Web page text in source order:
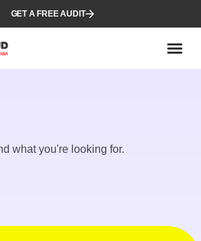
GET A FREE AUDIT
what you're looking for.